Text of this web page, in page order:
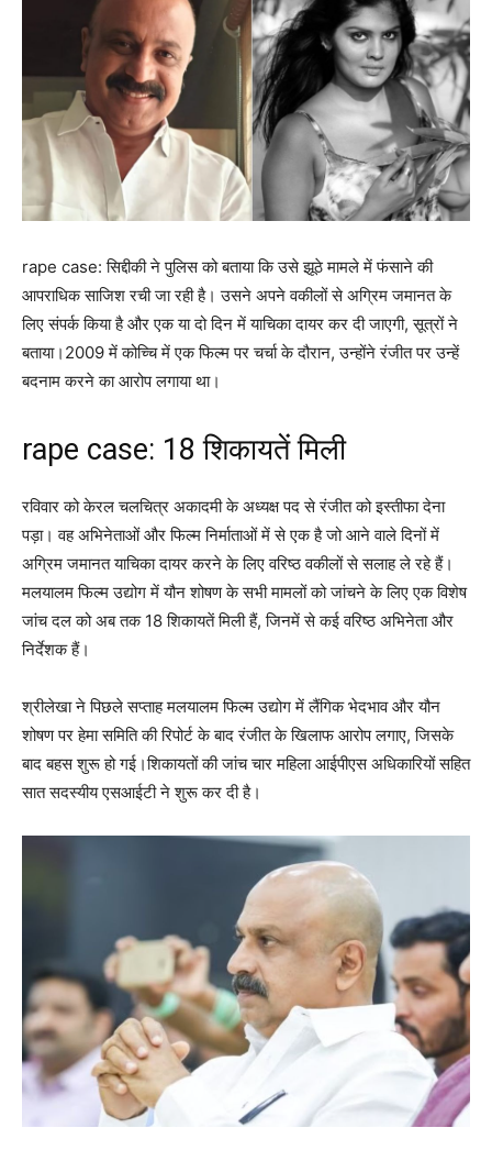
rape case: सिद्दीकी ने पुलिस को बताया कि उसे झूठे मामले में फंसाने की
आपराधिक साजिश रची जा रही है। उसने अपने वकीलों से अग्रिम जमानत के
लिए संपर्क किया है और एक या दो दिन में याचिका दायर कर दी जाएगी, सूत्रों ने
बताया।2009 में कोच्चि में एक फिल्म पर चर्चा के दौरान, उन्होंने रंजीत पर उन्हें
बदनाम करने का आरोप लगाया था।
rape case: 18 शिकायतें मिली
रविवार को केरल चलचित्र अकादमी के अध्यक्ष पद से रंजीत को इस्तीफा देना
पड़ा। वह अभिनेताओं और फिल्म निर्माताओं में से एक है जो आने वाले दिनों में
अग्रिम जमानत याचिका दायर करने के लिए वरिष्ठ वकीलों से सलाह ले रहे हैं।
मलयालम फिल्म उद्योग में यौन शोषण के सभी मामलों को जांचने के लिए एक विशेष
जांच दल को अब तक 18 शिकायतें मिली हैं, जिनमें से कई वरिष्ठ अभिनेता और
निर्देशक हैं।
श्रीलेखा ने पिछले सप्ताह मलयालम फिल्म उद्योग में लैंगिक भेदभाव और यौन
शोषण पर हेमा समिति की रिपोर्ट के बाद रंजीत के खिलाफ आरोप लगाए, जिसके
बाद बहस शुरू हो गई।शिकायतों की जांच चार महिला आईपीएस अधिकारियों सहित
सात सदस्यीय एसआईटी ने शुरू कर दी है।